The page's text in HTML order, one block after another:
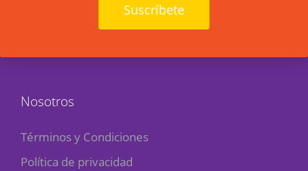
Suscríbete
Nosotros
Términos y Condiciones
Política de privacidad